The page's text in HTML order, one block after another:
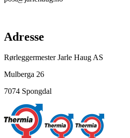
Adresse
Rørleggermester Jarle Haug AS
Mulberga 26
7074 Spongdal